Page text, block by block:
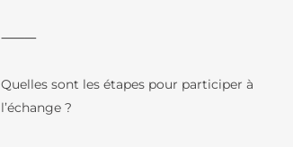
⸻
Quelles sont les étapes pour participer à
l’échange ?